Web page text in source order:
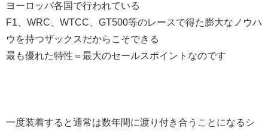
ヨーロッパ各国で行われている
F1、WRC、WTCC、GT500等のレースで得た膨大なノウハ
ウを持つザックスだからこそできる
最も優れた特性＝最大のセールスポイントなのです
一度装着すると通常は数年間に渡り付き合うことになるシ